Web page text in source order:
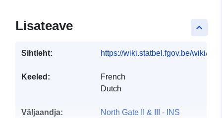
keyboard_arrow_up
Lisateave
Sihtleht: https://wiki.statbel.fgov.be/wiki/
Keeled:
French
Dutch
Väljaandja:
North Gate II & III - INS